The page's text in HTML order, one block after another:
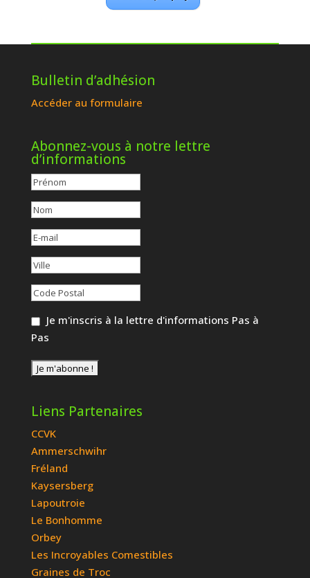
Bulletin d’adhésion
Accéder au formulaire
Abonnez-vous à notre lettre
d’informations
Je m'inscris à la lettre d'informations Pas à
Pas
Liens Partenaires
CCVK
Ammerschwihr
Fréland
Kaysersberg
Lapoutroie
Le Bonhomme
Orbey
Les Incroyables Comestibles
Graines de Troc